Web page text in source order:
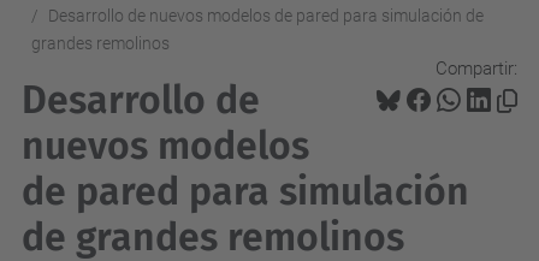
Desarrollo de nuevos modelos de pared para simulación de
grandes remolinos
Compartir:
Desarrollo de
nuevos modelos
de pared para simulación
de grandes remolinos